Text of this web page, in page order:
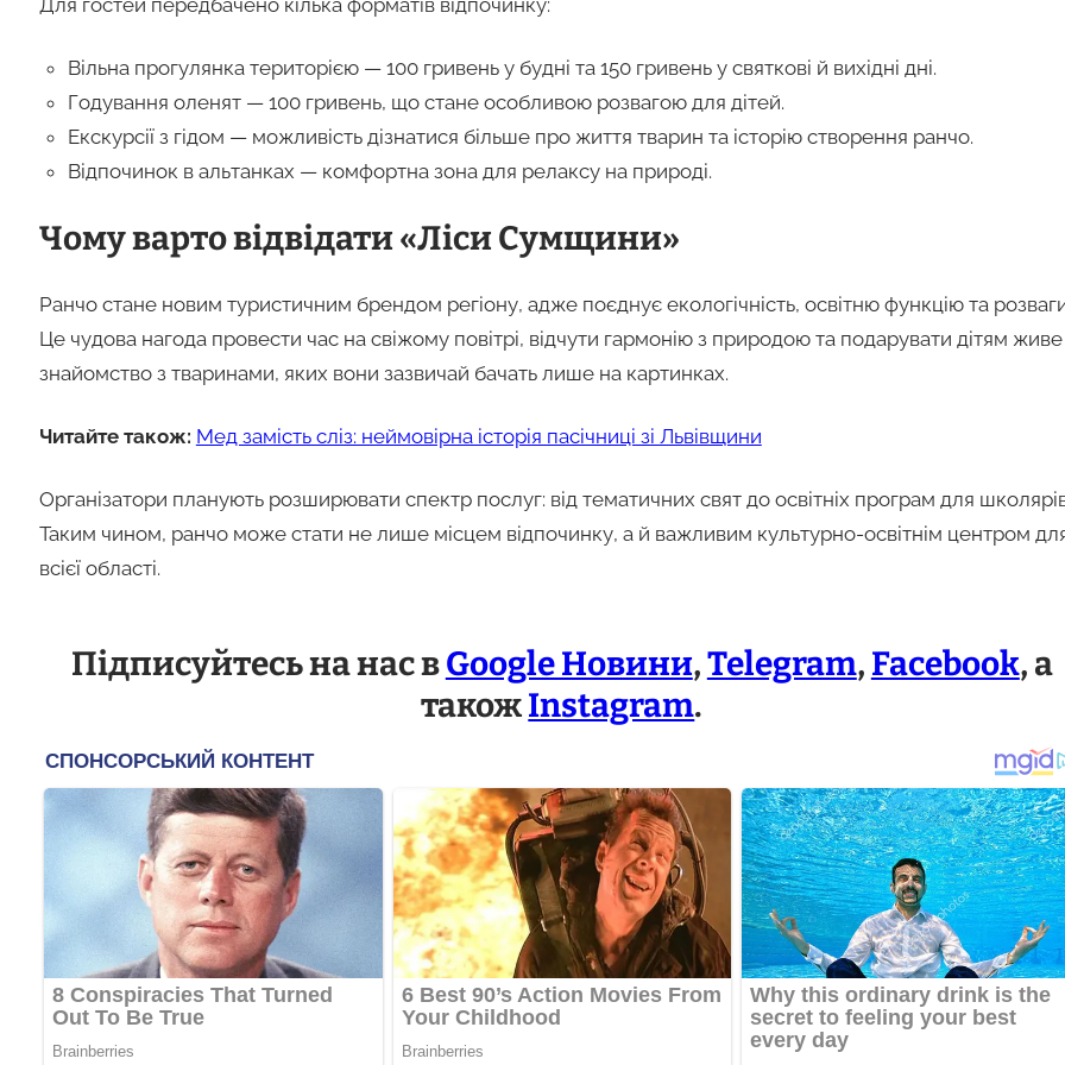
Для гостей передбачено кілька форматів відпочинку:
Вільна прогулянка територією — 100 гривень у будні та 150 гривень у святкові й вихідні дні.
Годування оленят — 100 гривень, що стане особливою розвагою для дітей.
Екскурсії з гідом — можливість дізнатися більше про життя тварин та історію створення ранчо.
Відпочинок в альтанках — комфортна зона для релаксу на природі.
Чому варто відвідати «Ліси Сумщини»
Ранчо стане новим туристичним брендом регіону, адже поєднує екологічність, освітню функцію та
Це чудова нагода провести час на свіжому повітрі, відчути гармонію з природою та подарувати дітям живе
знайомство з тваринами, яких вони зазвичай бачать лише на картинках.
Читайте також: Мед замість сліз: неймовірна історія пасічниці зі Львівщини
Організатори планують розширювати спектр послуг: від тематичних свят до освітніх програм для
Таким чином, ранчо може стати не лише місцем відпочинку, а й важливим культурно-освітнім центром
всієї області.
Підписуйтесь на нас вGoogle Новини,Telegram, Facebook, а
такожInstagram.